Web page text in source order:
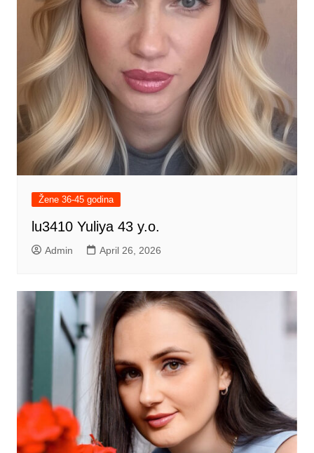
Žene 36-45 godina
lu3410 Yuliya 43 y.o.
Admin April 26, 2026